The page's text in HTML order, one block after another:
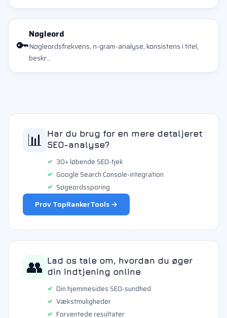
🔑
Nøgleord
Nøgleordsfrekvens, n-gram-analyse, konsistens i titel,
beskr...
📊 Har du brug for en mere detaljeret
SEO-analyse?
30+ løbende SEO-tjek
Google Search Console-integration
Søgeordssporing
Prøv TopRankerTools →
👥 Lad os tale om, hvordan du øger
din indtjening online
Din hjemmesides SEO-sundhed
Vækstmuligheder
Forventede resultater